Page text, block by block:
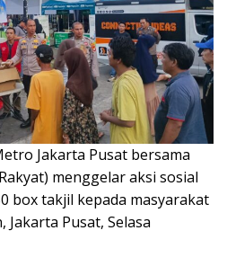
Jakarta Pusat bersama
menggelar aksi sosial
box takjil kepada masyarakat
Jakarta Pusat, Selasa